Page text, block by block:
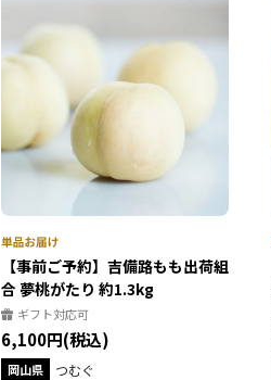
【事前ご予約】吉備路もも出荷組
合 夢桃がたり 約1.3kg
ギフト対応可
6,100円(税込)
岡山県 つむぐ